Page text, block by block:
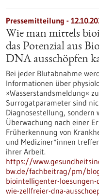
Pressemitteilung -
Wie man mittels
das Potenzial aus
DNA ausschöpfen
Bei jeder Blutabnahme
Informationen über
»Wasserstandsmeldung«
Surrogatparameter sind
Diagnosestellung, sondern
Überwachung nach einer
Früherkennung von
und Mediziner*innen
ihrer Arbeit.
https://
bw.de/fachbeitrag/pm/
biointelligenter-
wie-zellfreier-dna-